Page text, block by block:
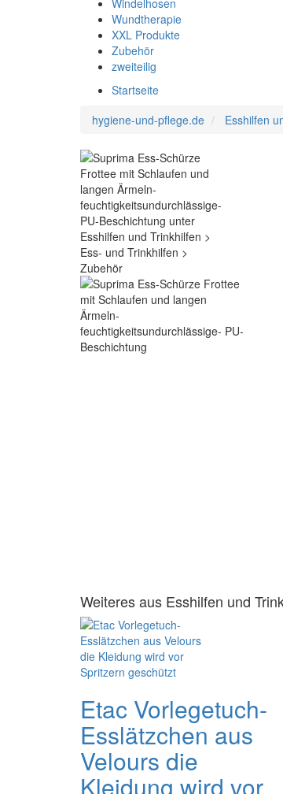
Windelhosen
Wundtherapie
XXL Produkte
Zubehör
zweiteilig
Startseite
hygiene-und-pflege.de
Esshilfen
Weiteres aus Esshilfen und
Etac Vorlegetuch-
Esslätzchen aus
Velours die
Kleidung wird vor